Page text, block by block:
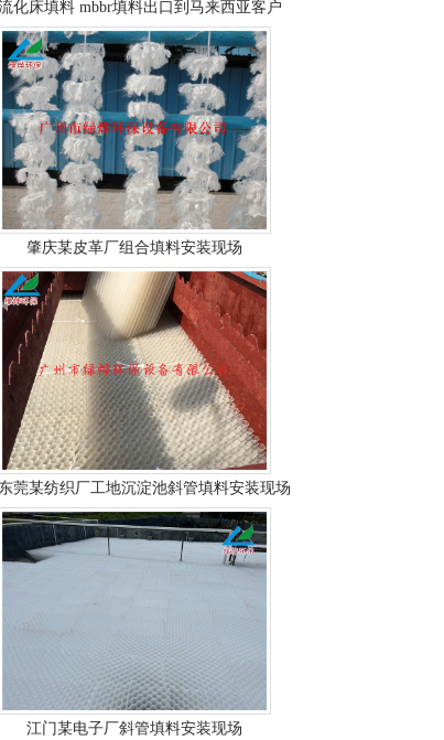
化床填料 mbbr填料出口到马来西亚客户
肇庆某皮革厂组合填料安装现场
东莞某纺织厂工地沉淀池斜管填料安装现场
江门某电子厂斜管填料安装现场